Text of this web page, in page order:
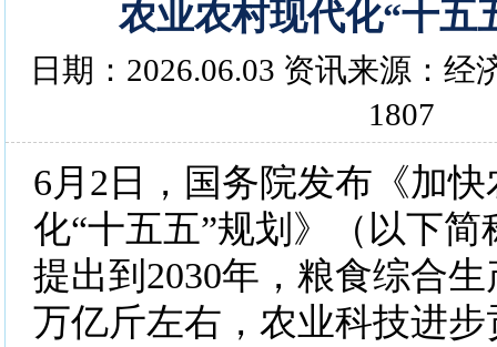
农业农村现代化“十五
日期：2026.06.03 资讯来源：经
1807
6月2日，国务院发布《加
化“十五五”规划》（以下
提出到2030年，粮食综合
万亿斤左右，农业科技进